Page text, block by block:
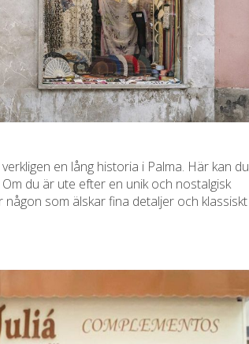
en lång historia i Palma. Här kan du
du är ute efter en unik och nostalgisk
som älskar fina detaljer och klassiskt